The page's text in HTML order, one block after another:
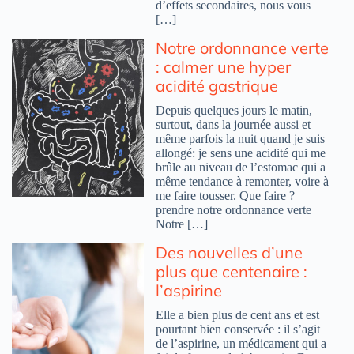
d’effets secondaires, nous vous
[…]
Notre ordonnance verte
: calmer une hyper
acidité gastrique
Depuis quelques jours le matin,
surtout, dans la journée aussi et
même parfois la nuit quand je suis
allongé: je sens une acidité qui me
brûle au niveau de l’estomac qui a
même tendance à remonter, voire à
me faire tousser. Que faire ?
prendre notre ordonnance verte
Notre […]
Des nouvelles d’une
plus que centenaire :
l’aspirine
Elle a bien plus de cent ans et est
pourtant bien conservée : il s’agit
de l’aspirine, un médicament qui a